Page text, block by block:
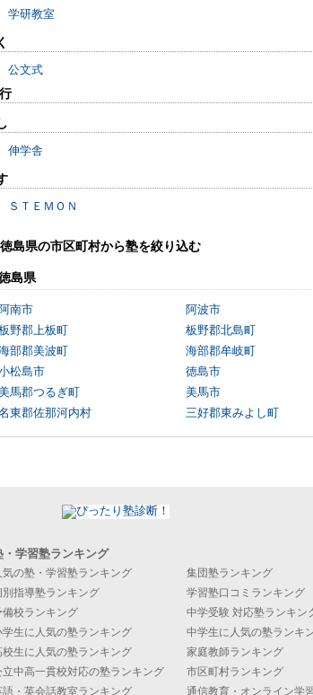
学研教室
公文式
伸学舎
ＳＴＥＭＯＮ
徳島県の市区町村から塾を絞り込む
島県
阿南市 阿波市
野郡上板町
板野郡北島町
部郡美波町
海部郡牟岐町
松島市
徳島市
馬郡つるぎ町
美馬市
東郡佐那河内村
三好郡東みよし町
・学習塾ランキング
気の塾・学習塾ランキング
集団塾ランキング
別指導塾ランキング
学習塾口コミランキング
備校ランキング
中学受験 対応塾ランキン
学生に人気の塾ランキング
中学生に人気の塾ランキ
校生に人気の塾ランキング
家庭教師ランキング
立中高一貫校対応の塾ランキング
市区町村ランキング
語・英会話教室ランキング
通信教育・オンライン学